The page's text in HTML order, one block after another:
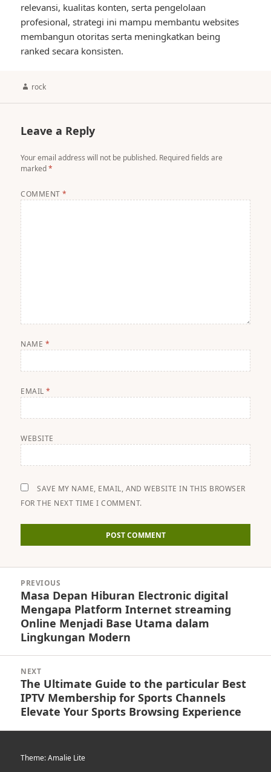
relevansi, kualitas konten, serta pengelolaan
profesional, strategi ini mampu membantu websites
membangun otoritas serta meningkatkan being
ranked secara konsisten.
Author
rock
Leave a Reply
Your email address will not be published. Required fields are
marked*
COMMENT*
NAME *
EMAIL*
WEBSITE
SAVE MY NAME, EMAIL, AND WEBSITE IN THIS BROWSER
FOR THE NEXT TIME I COMMENT.
navigation
PREVIOUS
Previous
post:
Masa Depan Hiburan Electronic digital
Mengapa Platform Internet streaming
Online Menjadi Base Utama dalam
Lingkungan Modern
NEXT
Next
post:
The Ultimate Guide to the particular Best
IPTV Membership for Sports Channels
Elevate Your Sports Browsing Experience
Theme: Amalie Lite